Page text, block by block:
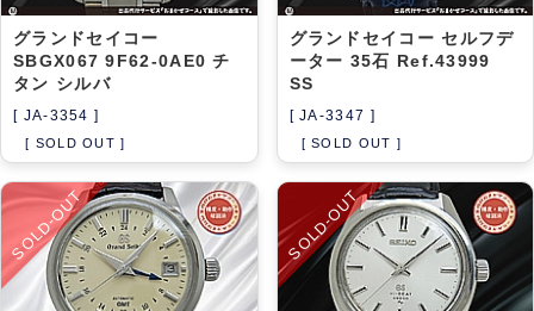
グランドセイコー
SBGX067 9F62-0AE0 チ
タン シルバ
[ JA-3354 ]
[ SOLD OUT ]
グランドセイコー セルフデ
ーター 35石 Ref.43999
SS
[ JA-3347 ]
[ SOLD OUT ]
SOLD-OUT SOLD-OUT